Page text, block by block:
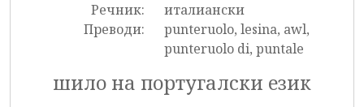
Речник:
италиански
Преводи:
punteruolo, lesina, awl,
punteruolo di, puntale
шило на португалски език